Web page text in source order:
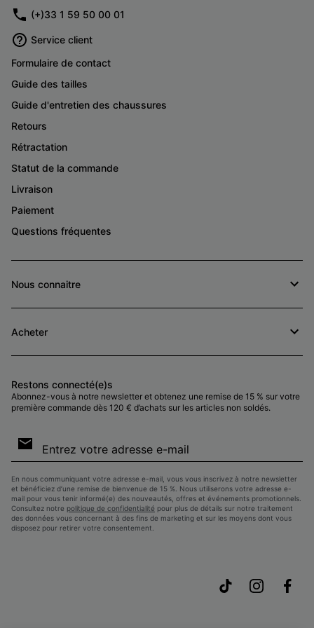
(+)33 1 59 50 00 01
Service client
Formulaire de contact
Guide des tailles
Guide d'entretien des chaussures
Retours
Rétractation
Statut de la commande
Livraison
Paiement
Questions fréquentes
Nous connaitre
Acheter
Restons connecté(e)s
Abonnez-vous à notre newsletter et obtenez une remise de 15 % sur votre
première commande dès 120 € d’achats sur les articles non soldés.
par
En nous communiquant votre adresse e-mail, vous vous inscrivez à notre newsletter
et bénéficiez d’une remise de bienvenue de 15 %. Nous utiliserons votre adresse e-
mail pour vous tenir informé(e) des nouveautés, offres et événements promotionnels.
Consultez notre politique de confidentialité pour plus de détails sur notre traitement
des données vous concernant à des fins de marketing et sur les moyens dont vous
disposez pour retirer votre consentement.